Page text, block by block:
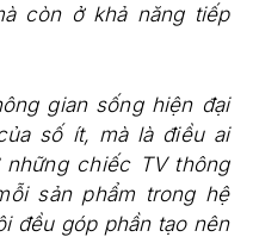
còn ở khả năng tiếp
gian sống hiện đại
số ít, mà là điều ai
chiếc TV thông
sản phẩm trong hệ
đều góp phần tạo nên